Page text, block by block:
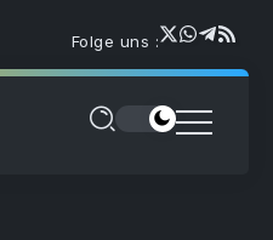
Folge uns :